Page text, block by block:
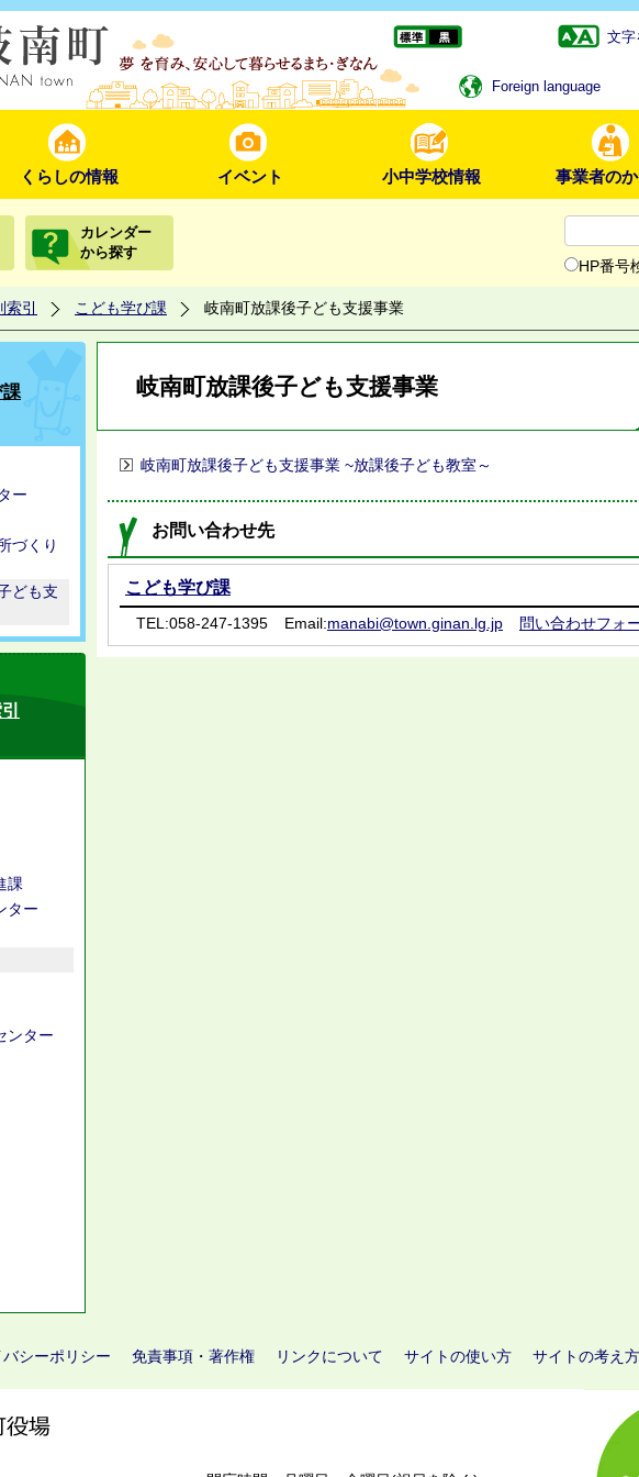
文字
Foreign language
くらしの情報 イベント 小中学校情報 事業者の
カレンダー
から探す
HP番号
引 こども学び課 岐南町放課後子ども支援事業
課
ー
づくり
ども支
課
ター
ンター
岐南町放課後子ども支援事業
岐南町放課後子ども支援事業 ~放課後子ども教室～
お問い合わせ先
こども学び課
TEL:058-247-1395 Email:manabi@town.ginan.lg.jp 問い合わせフォ
バシーポリシー 免責事項・著作権 リンクについて サイトの使い方 サイトの考え方